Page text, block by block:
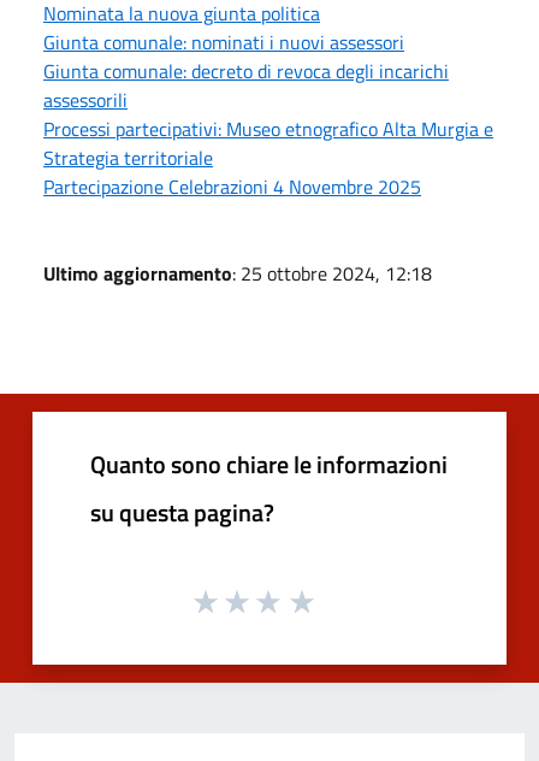
Nominata la nuova giunta politica
Giunta comunale: nominati i nuovi assessori
Giunta comunale: decreto di revoca degli incarichi
assessorili
Processi partecipativi: Museo etnografico Alta Murgia e
Strategia territoriale
Partecipazione Celebrazioni 4 Novembre 2025
Ultimo aggiornamento: 25 ottobre 2024, 12:18
Quanto sono chiare le informazioni
su questa pagina?